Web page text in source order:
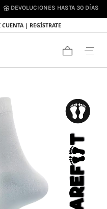
30 DÍAS
CUENTA | REGÍSTRATE